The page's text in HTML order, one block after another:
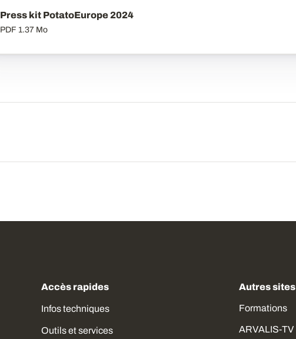
Press kit PotatoEurope 2024
PDF 1.37 Mo
Accès rapides
Infos techniques
Outils et services
Autres sites
Formations
ARVALIS-TV